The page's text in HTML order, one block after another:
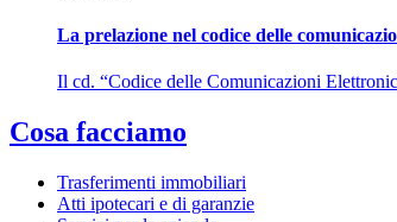
La prelazione nel codice delle
Il cd. “Codice delle Comunicazioni
Cosa facciamo
Trasferimenti immobiliari
Atti ipotecari e di garanzie